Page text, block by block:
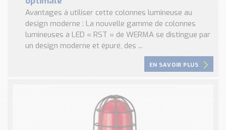
Avantages à utiliser cette colonnes lumineuse au
design moderne : La nouvelle gamme de colonnes
lumineuses à LED « RST » de WERMA se distingue par
un design moderne et épuré, des ...
EN SAVOIR PLUS